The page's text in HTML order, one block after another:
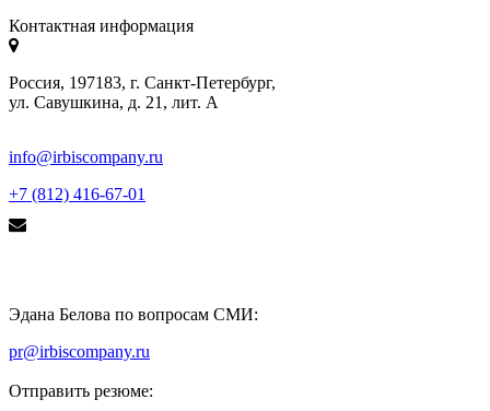
Контактная информация
Россия, 197183, г. Санкт-Петербург,
ул. Савушкина, д. 21, лит. А
info@irbiscompany.ru
+7 (812) 416-67-01
Эдана Белова по вопросам СМИ:
pr@irbiscompany.ru
Отправить резюме: